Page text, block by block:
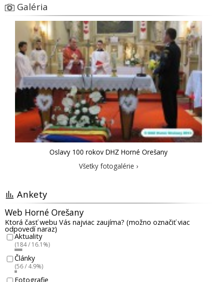
Galéria
Oslavy 100 rokov DHZ Horné Orešany
Všetky fotogalérie ›
Ankety
Web Horné Orešany
Ktorá časť webu Vás najviac zaujíma? (možno označiť viac
odpovedí naraz)
Aktuality
(184 / 16.1%)
Články
(56 / 4.9%)
Fotografie